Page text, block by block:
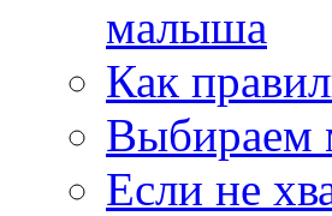
малыша
Как
Выбираем
Если не